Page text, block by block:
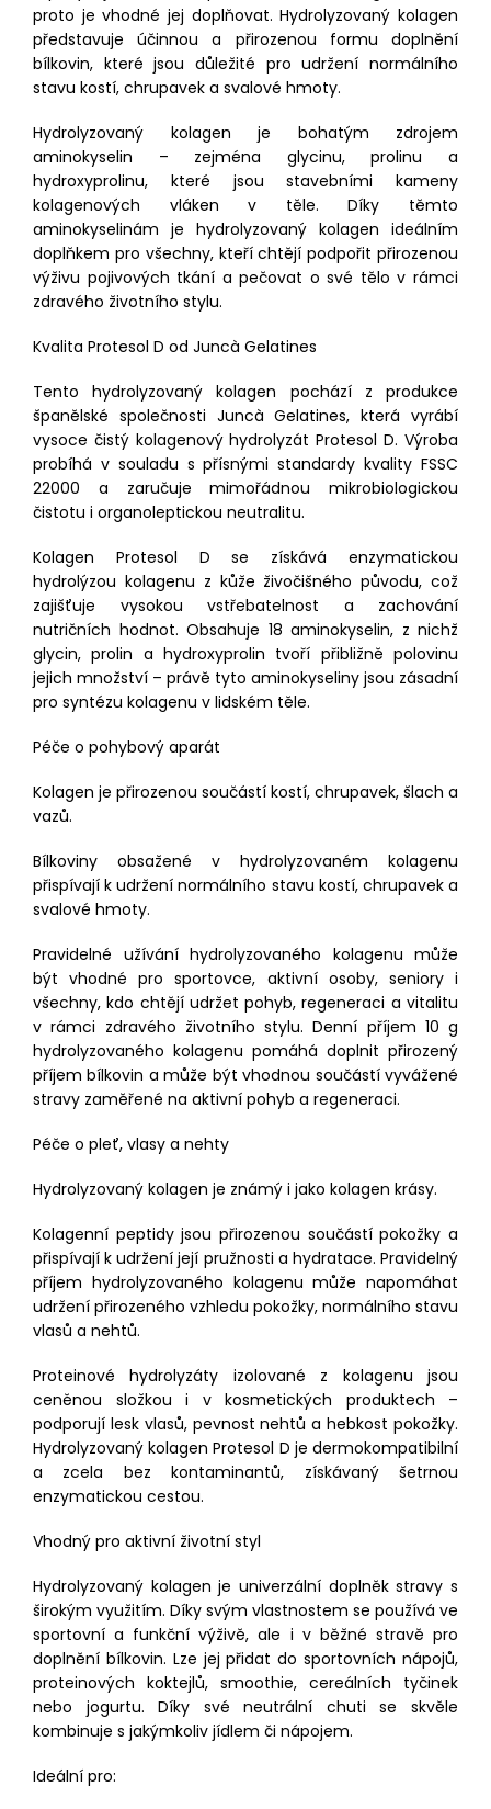
proto je vhodné jej doplňovat. Hydrolyzovaný kolagen
představuje účinnou a přirozenou formu doplnění
bílkovin, které jsou důležité pro udržení normálního
stavu kostí, chrupavek a svalové hmoty.
Hydrolyzovaný kolagen je bohatým zdrojem
aminokyselin – zejména glycinu, prolinu a
hydroxyprolinu, které jsou stavebními kameny
kolagenových vláken v těle. Díky těmto
aminokyselinám je hydrolyzovaný kolagen ideálním
doplňkem pro všechny, kteří chtějí podpořit přirozenou
výživu pojivových tkání a pečovat o své tělo v rámci
zdravého životního stylu.
Kvalita Protesol D od Juncà Gelatines
Tento hydrolyzovaný kolagen pochází z produkce
španělské společnosti Juncà Gelatines, která vyrábí
vysoce čistý kolagenový hydrolyzát Protesol D. Výroba
probíhá v souladu s přísnými standardy kvality FSSC
22000 a zaručuje mimořádnou mikrobiologickou
čistotu i organoleptickou neutralitu.
Kolagen Protesol D se získává enzymatickou
hydrolýzou kolagenu z kůže živočišného původu, což
zajišťuje vysokou vstřebatelnost a zachování
nutričních hodnot. Obsahuje 18 aminokyselin, z nichž
glycin, prolin a hydroxyprolin tvoří přibližně polovinu
jejich množství – právě tyto aminokyseliny jsou zásadní
pro syntézu kolagenu v lidském těle.
Péče o pohybový aparát
Kolagen je přirozenou součástí kostí, chrupavek, šlach a
vazů.
Bílkoviny obsažené v hydrolyzovaném kolagenu
přispívají k udržení normálního stavu kostí, chrupavek a
svalové hmoty.
Pravidelné užívání hydrolyzovaného kolagenu může
být vhodné pro sportovce, aktivní osoby, seniory i
všechny, kdo chtějí udržet pohyb, regeneraci a vitalitu
v rámci zdravého životního stylu. Denní příjem 10 g
hydrolyzovaného kolagenu pomáhá doplnit přirozený
příjem bílkovin a může být vhodnou součástí vyvážené
stravy zaměřené na aktivní pohyb a regeneraci.
Péče o pleť, vlasy a nehty
Hydrolyzovaný kolagen je známý i jako kolagen krásy.
Kolagenní peptidy jsou přirozenou součástí pokožky a
přispívají k udržení její pružnosti a hydratace. Pravidelný
příjem hydrolyzovaného kolagenu může napomáhat
udržení přirozeného vzhledu pokožky, normálního stavu
vlasů a nehtů.
Proteinové hydrolyzáty izolované z kolagenu jsou
ceněnou složkou i v kosmetických produktech –
podporují lesk vlasů, pevnost nehtů a hebkost pokožky.
Hydrolyzovaný kolagen Protesol D je dermokompatibilní
a zcela bez kontaminantů, získávaný šetrnou
enzymatickou cestou.
Vhodný pro aktivní životní styl
Hydrolyzovaný kolagen je univerzální doplněk stravy s
širokým využitím. Díky svým vlastnostem se používá ve
sportovní a funkční výživě, ale i v běžné stravě pro
doplnění bílkovin. Lze jej přidat do sportovních nápojů,
proteinových koktejlů, smoothie, cereálních tyčinek
nebo jogurtu. Díky své neutrální chuti se skvěle
kombinuje s jakýmkoliv jídlem či nápojem.
Ideální pro: